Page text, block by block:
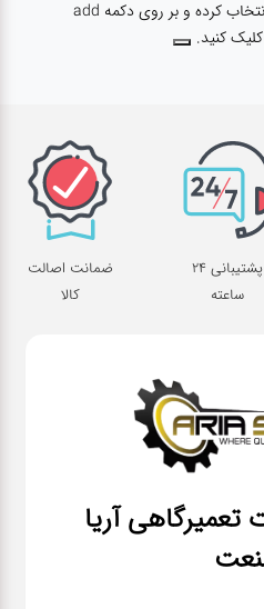
افزودن به صفحه اصلی را انتخاب کرده و بر روی دکمه add
کنید.
پشتیبانی 24
ساعته
ضمانت اصالت
کالا
آریا